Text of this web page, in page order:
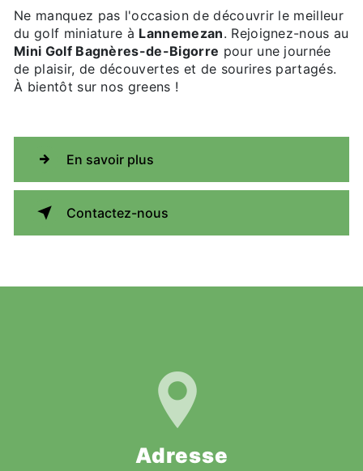
Ne manquez pas l'occasion de découvrir le meilleur
du golf miniature à Lannemezan. Rejoignez-nous au
Mini Golf Bagnères-de-Bigorre pour une journée
de plaisir, de découvertes et de sourires partagés.
À bientôt sur nos greens !
En savoir plus
Contactez-nous
Adresse